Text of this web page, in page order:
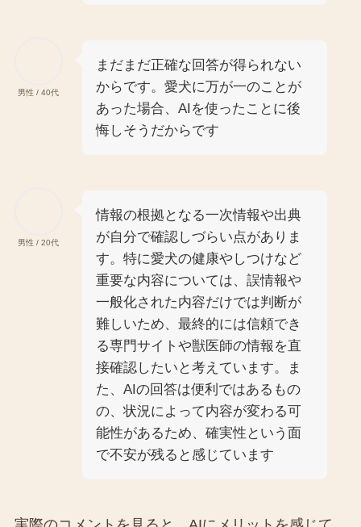
男性 / 40代
まだまだ正確な回答が得られない
からです。愛犬に万が一のことが
あった場合、AIを使ったことに後
悔しそうだからです
男性 / 20代
情報の根拠となる一次情報や出典
が自分で確認しづらい点がありま
す。特に愛犬の健康やしつけなど
重要な内容については、誤情報や
一般化された内容だけでは判断が
難しいため、最終的には信頼でき
る専門サイトや獣医師の情報を直
接確認したいと考えています。ま
た、AIの回答は便利ではあるもの
の、状況によって内容が変わる可
能性があるため、確実性という面
で不安が残ると感じています